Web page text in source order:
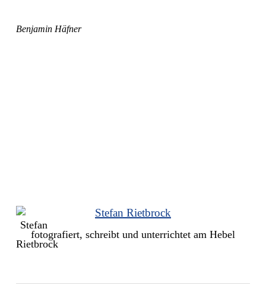
Benjamin Häfner
Stefan Rietbrock
fotografiert, schreibt und unterrichtet am Hebel